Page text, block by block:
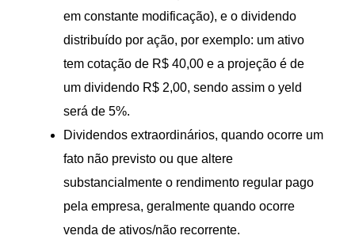
em constante modificação), e o dividendo
distribuído por ação, por exemplo: um ativo
tem cotação de R$ 40,00 e a projeção é de
um dividendo R$ 2,00, sendo assim o yeld
será de 5%.
Dividendos extraordinários, quando ocorre um
fato não previsto ou que altere
substancialmente o rendimento regular pago
pela empresa, geralmente quando ocorre
venda de ativos/não recorrente.